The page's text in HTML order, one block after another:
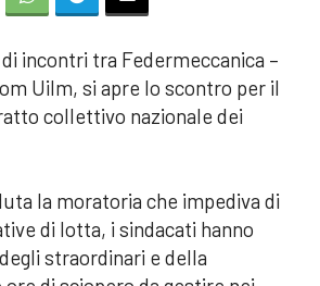
incontri tra Federmeccanica –
Uilm, si apre lo scontro per il
collettivo nazionale dei
la moratoria che impediva di
di lotta, i sindacati hanno
straordinari e della